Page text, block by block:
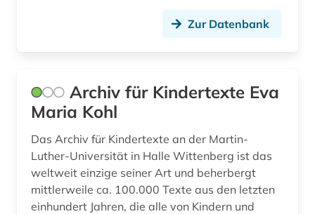
gewerbliche schutzrechte (6)
glazialgeologie (1)
glaziologie (1)
global studies (2)
Zur Datenbank
Archiv für Kindertexte Eva
Maria Kohl
Das Archiv für Kindertexte an der Martin-
Luther-Universität in Halle Wittenberg ist das
weltweit einzige seiner Art und beherbergt
mittlerweile ca. 100.000 Texte aus den letzten
einhundert Jahren, die alle von Kindern und